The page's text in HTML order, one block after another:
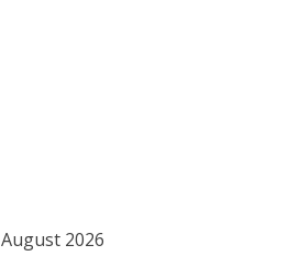
August 2026